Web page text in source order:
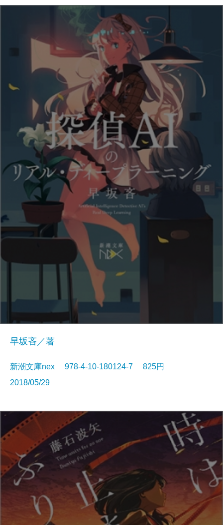
早坂吝／著
新潮文庫nex 978-4-10-180124-7 825円
2018/05/29